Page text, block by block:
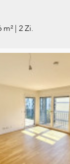
m² | 2 Zi.